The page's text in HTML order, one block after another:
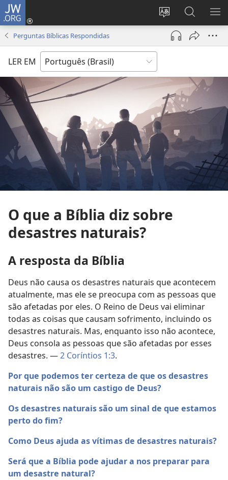
JW.ORG
Mudar
idioma
Log
(abre
janela)
Buscar
no
JW.ORG
Perguntas Bíblicas Respondidas
LER EM
O que a Bíblia diz sobre
desastres naturais?
A resposta da Bíblia
Deus não causa os desastres naturais que acontecem
atualmente, mas ele se preocupa com as pessoas que
são afetadas por eles. O Reino de Deus vai eliminar
todas as coisas que causam sofrimento, incluindo os
desastres naturais. Mas, enquanto isso não acontece,
Deus consola as pessoas que são afetadas por esses
desastres. —2 Coríntios 1:3.
Por que podemos ter certeza de que os desastres
naturais não são um castigo de Deus?
Os desastres naturais são um sinal de que estamos
perto do fim?
Como Deus ajuda as vítimas de desastres naturais?
Será que a Bíblia pode ajudar a nos preparar para
um desastre natural?